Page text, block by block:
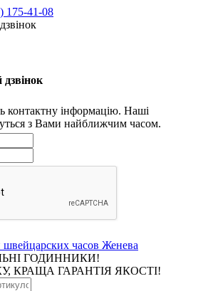
175-41-08
контактну інформацію. Наші
з Вами найближчим часом.
ГОДИННИКИ!
КРАЩА ГАРАНТІЯ ЯКОСТІ!